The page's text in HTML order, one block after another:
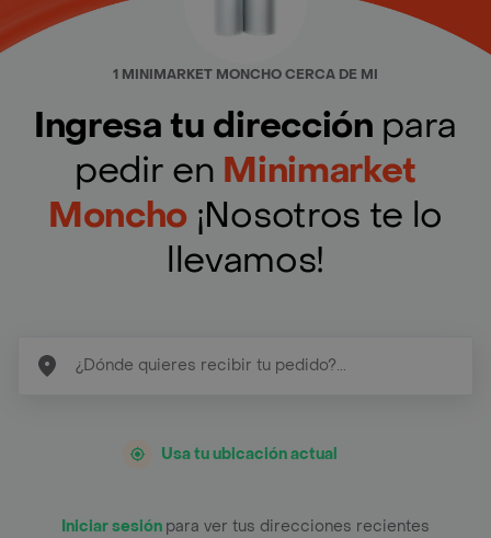
1 MINIMARKET MONCHO CERCA DE MI
Ingresa tu dirección para
pedir en Minimarket
Moncho ¡Nosotros te lo
llevamos!
Usa tu ubicación actual
Iniciar sesión para ver tus direcciones recientes